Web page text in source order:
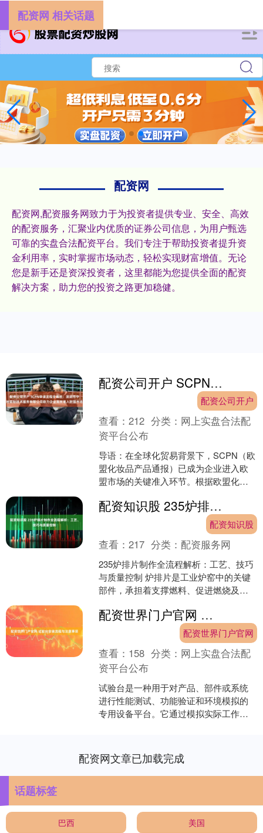
配资网
配资网,配资服务网致力于为投资者提供专业、安全、高效
的配资服务，汇聚业内优质的证券公司信息，为用户甄选
可靠的实盘合法配资平台。我们专注于帮助投资者提升资
金利用率，实时掌握市场动态，轻松实现财富增值。无论
您是新手还是资深投资者，这里都能为您提供全面的配资
解决方案，助力您的投资之路更加稳健。
配资网 相关话题
配资公司开户 SCPN申请流程全解析：深圳市中检联标技术服务有限公司助力企业高效准入欧盟市场
配资公司开户
查看：212 分类： 网上实盘合法配
资平台公布
导语：在全球化贸易背景下，SCPN（欧
盟化妆品产品通报）已成为企业进入欧
盟市场的关键准入环节。根据欧盟化妆
品需通....
配资知识股 235炉排片制作全流程解析：工艺、技巧与质量控制
配资知识股
查看：217 分类：配资服务网
235炉排片制作全流程解析：工艺、技巧
与质量控制 炉排片是工业炉窑中的关键
部件，承担着支撑燃料、促进燃烧及通
热效率与使用寿命。....
配资世界门户官网 试验台安装流程与注意事项
配资世界门户官网
查看： 158 分类： 网上实盘合法配
资平台公布
试验台是一种用于对产品、部件或系统
进行性能测试、功能验证和环境模拟的
专用设备平台。它通过模拟实际工作条
配资网文章已加载完成
话题标签
巴西 美国